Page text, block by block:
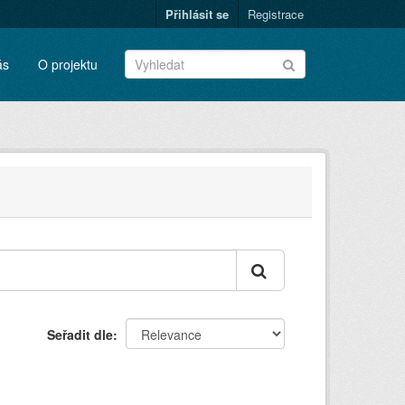
Přihlásit se Registrace
O projektu
Seřadit dle